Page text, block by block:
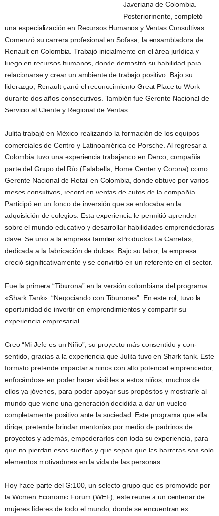
Javeriana de Colombia.
Posteriormente, completó
una especialización en Recursos Humanos y Ventas Consultivas.
Comenzó su carrera profesional en Sofasa, la ensambladora de
Renault en Colombia. Trabajó inicialmente en el área jurídica y
luego en recursos humanos, donde demostró su habilidad para
relacionarse y crear un ambiente de trabajo positivo. Bajo su
liderazgo, Renault ganó el reconocimiento Great Place to Work
durante dos años consecutivos. También fue Gerente Nacional de
Servicio al Cliente y Regional de Ventas.
Julita trabajó en México realizando la formación de los equipos
comerciales de Centro y Latinoamérica de Porsche. Al regresar a
Colombia tuvo una experiencia trabajando en Derco, compañía
parte del Grupo del Río (Falabella, Home Center y Corona) como
Gerente Nacional de Retail en Colombia, donde obtuvo por varios
meses consutivos, record en ventas de autos de la compañía.
Participó en un fondo de inversión que se enfocaba en la
adquisición de colegios. Esta experiencia le permitió aprender
sobre el mundo educativo y desarrollar habilidades emprendedoras
clave. Se unió a la empresa familiar «Productos La Carreta»,
dedicada a la fabricación de dulces. Bajo su labor, la empresa
creció significativamente y se convirtió en un referente en el sector.
Fue la primera “Tiburona” en la versión colombiana del programa
«Shark Tank»: “Negociando con Tiburones”. En este rol, tuvo la
oportunidad de invertir en emprendimientos y compartir su
experiencia empresarial.
Creo “Mi Jefe es un Niño”, su proyecto más consentido y con-
sentido, gracias a la experiencia que Julita tuvo en Shark tank. Este
formato pretende impactar a niños con alto potencial emprendedor,
enfocándose en poder hacer visibles a estos niños, muchos de
ellos ya jóvenes, para poder apoyar sus propósitos y mostrarle al
mundo que viene una generación decidida a dar un vuelco
completamente positivo ante la sociedad. Este programa que ella
dirige, pretende brindar mentorías por medio de padrinos de
proyectos y además, empoderarlos con toda su experiencia, para
que no pierdan esos sueños y que sepan que las barreras son solo
elementos motivadores en la vida de las personas.
Hoy hace parte del G:100, un selecto grupo que es promovido por
la Women Economic Forum (WEF), éste reúne a un centenar de
mujeres líderes de todo el mundo, donde se encuentran ex